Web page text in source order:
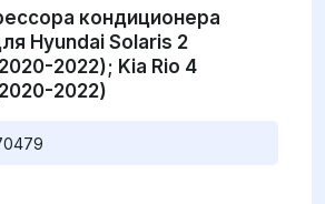
кондиционера
Hyundai Solaris 2
2022); Kia Rio 4
2022)